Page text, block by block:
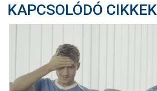
KAPCSOLÓDÓ CIKKEK